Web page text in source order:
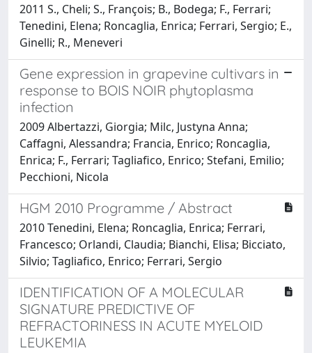
2011 S., Cheli; S., François; B., Bodega; F., Ferrari;
Tenedini, Elena; Roncaglia, Enrica; Ferrari, Sergio; E.,
Ginelli; R., Meneveri
Gene expression in grapevine cultivars in
response to BOIS NOIR phytoplasma
infection
2009 Albertazzi, Giorgia; Milc, Justyna Anna;
Caffagni, Alessandra; Francia, Enrico; Roncaglia,
Enrica; F., Ferrari; Tagliafico, Enrico; Stefani, Emilio;
Pecchioni, Nicola
HGM 2010 Programme / Abstract
2010 Tenedini, Elena; Roncaglia, Enrica; Ferrari,
Francesco; Orlandi, Claudia; Bianchi, Elisa; Bicciato,
Silvio; Tagliafico, Enrico; Ferrari, Sergio
IDENTIFICATION OF A MOLECULAR
SIGNATURE PREDICTIVE OF
REFRACTORINESS IN ACUTE MYELOID
LEUKEMIA